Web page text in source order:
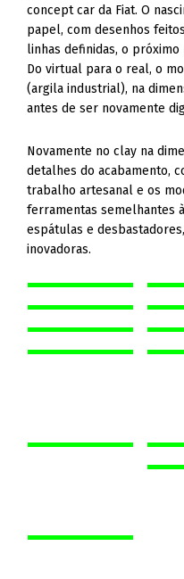
concept car da Fiat. O
papel, com desenhos
linhas definidas, o
Do virtual para o real, o
(argila industrial), na
antes de ser novamente
Novamente no clay na
detalhes do acabamento,
trabalho artesanal e os
ferramentas semelhantes
espátulas e
inovadoras.